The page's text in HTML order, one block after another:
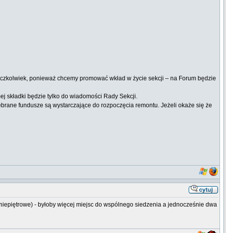
ponieważ chcemy promować wkład w życie sekcji – na Forum będzie
składki będzie tylko do wiadomości Rady Sekcji.
fundusze są wystarczające do rozpoczęcia remontu. Jeżeli okaże się że
- byłoby więcej miejsc do wspólnego siedzenia a jednocześnie dwa